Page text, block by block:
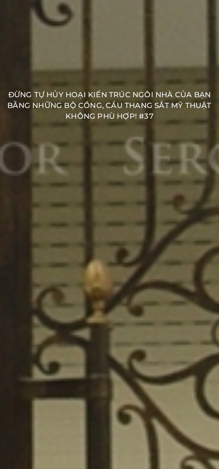
ĐỪNG TỰ HỦY HOẠI KIẾN TRÚC NGÔI NHÀ CỦA BẠN
BẰNG NHỮNG BỘ CỔNG, CẦU THANG SẮT MỸ THUẬT
KHÔNG PHÙ HỢP! #37